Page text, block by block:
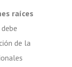
raíces
de la